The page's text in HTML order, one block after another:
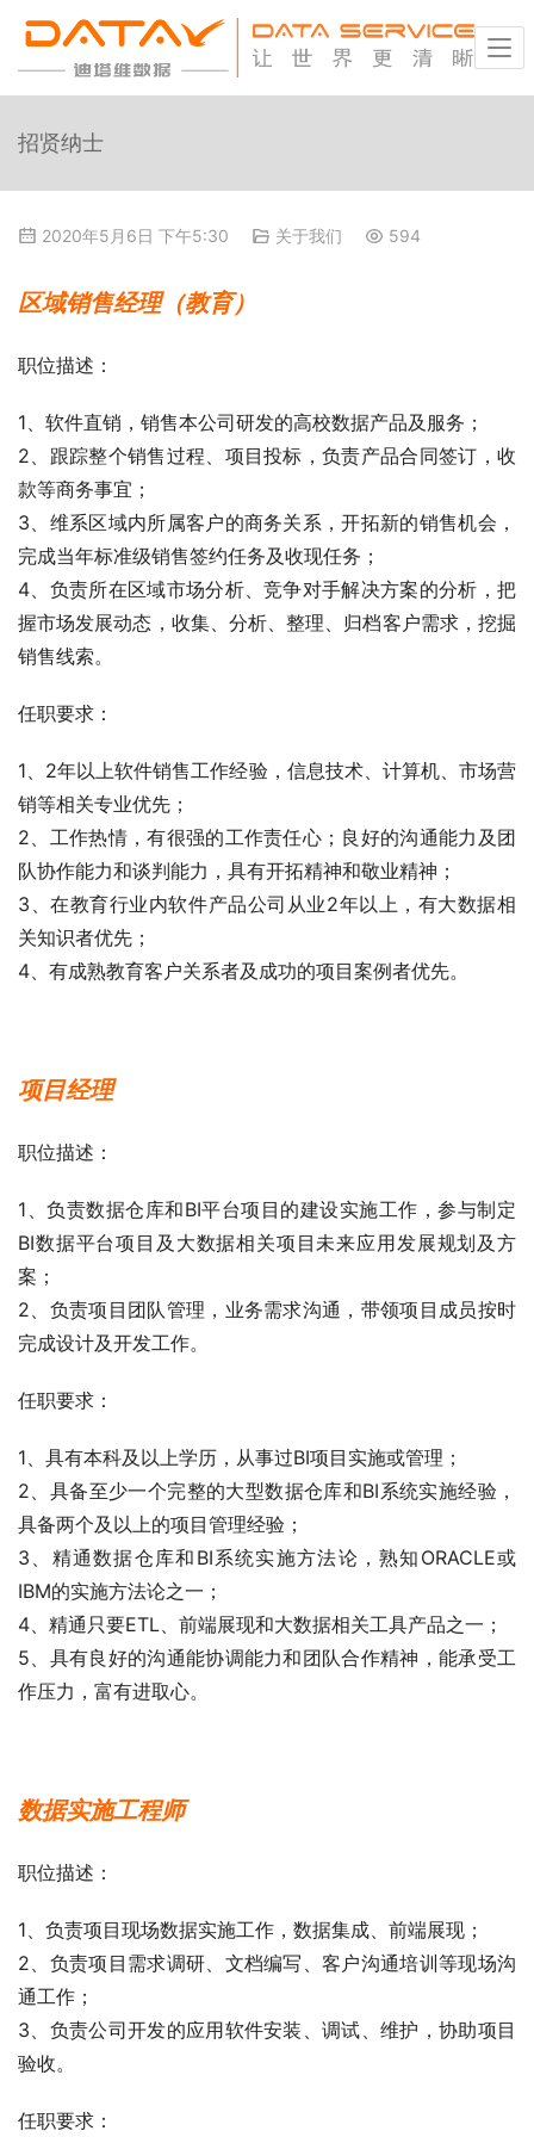
招贤纳士
2020年5月6日 下午5:30 关于我们 594
区域销售经理（教育）
职位描述：
1、软件直销，销售本公司研发的高校数据产品及服务；
2、跟踪整个销售过程、项目投标，负责产品合同签订，收
款等商务事宜；
3、维系区域内所属客户的商务关系，开拓新的销售机会，
完成当年标准级销售签约任务及收现任务；
4、负责所在区域市场分析、竞争对手解决方案的分析，把
握市场发展动态，收集、分析、整理、归档客户需求，挖掘
销售线索。
任职要求：
1、2年以上软件销售工作经验，信息技术、计算机、市场营
销等相关专业优先；
2、工作热情，有很强的工作责任心；良好的沟通能力及团
队协作能力和谈判能力，具有开拓精神和敬业精神；
3、在教育行业内软件产品公司从业2年以上，有大数据相
关知识者优先；
4、有成熟教育客户关系者及成功的项目案例者优先。
项目经理
职位描述：
1、负责数据仓库和BI平台项目的建设实施工作，参与制定
BI数据平台项目及大数据相关项目未来应用发展规划及方
案；
2、负责项目团队管理，业务需求沟通，带领项目成员按时
完成设计及开发工作。
任职要求：
1、具有本科及以上学历，从事过BI项目实施或管理；
2、具备至少一个完整的大型数据仓库和BI系统实施经验，
具备两个及以上的项目管理经验；
3、精通数据仓库和BI系统实施方法论，熟知ORACLE或
IBM的实施方法论之一；
4、精通只要ETL、前端展现和大数据相关工具产品之一；
5、具有良好的沟通能协调能力和团队合作精神，能承受工
作压力，富有进取心。
数据实施工程师
职位描述：
1、负责项目现场数据实施工作，数据集成、前端展现；
2、负责项目需求调研、文档编写、客户沟通培训等现场沟
通工作；
3、负责公司开发的应用软件安装、调试、维护，协助项目
验收。
任职要求：